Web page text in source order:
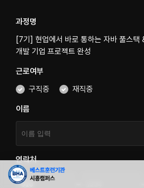
과정명
[7기] 현업에서 바로 통하는 자바 풀스택
개발 기업 프로젝트 완성
근로여부
구직중
재직중
이름
연락처